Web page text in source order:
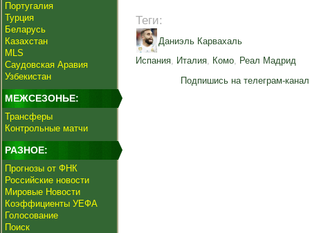
Португалия
Турция
Беларусь
Казахстан
MLS
Саудовская Аравия
Узбекистан
МЕЖСЕЗОНЬЕ:
Трансферы
Контрольные матчи
РАЗНОЕ:
Прогнозы от ФНК
Российские новости
Мировые Новости
Коэффициенты УЕФА
Голосование
Поиск
Теги:
Даниэль Карвахаль
Испания, Италия, Комо, Реал Мадрид
Подпишись на телеграм-